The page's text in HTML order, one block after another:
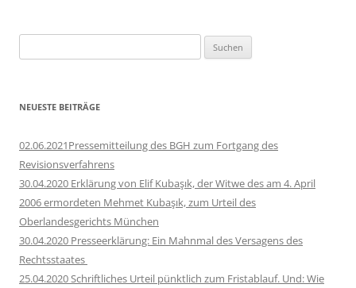
nach:
NEUESTE BEITRÄGE
02.06.2021Pressemitteilung des BGH zum Fortgang des
Revisionsverfahrens
30.04.2020 Erklärung von Elif Kubaşık, der Witwe des am 4. April
2006 ermordeten Mehmet Kubaşık, zum Urteil des
Oberlandesgerichts München
30.04.2020 Presseerklärung: Ein Mahnmal des Versagens des
Rechtsstaates
25.04.2020 Schriftliches Urteil pünktlich zum Fristablauf. Und: Wie